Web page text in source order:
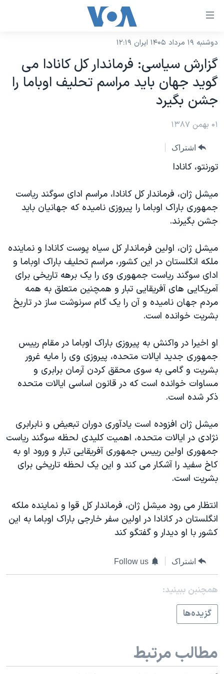
لینکهای
دسترسی
جهش
به
محتوای
اصلی
صفحه
جهش
جستجو
نسخه سبک وب‌سایت
موضوع ها
ایران
آمریکا
جهان
ورزشی
ویژه برنامه‌ها
ویدیوها
حقوق شهروندی
اقتصادی
علم و فناوری
اسرائیل در جنگ
آرشیو پخش زنده
برنامه های تلویزیونی
جدول برنامه ها
صفحه‌های ویژه
جام جهانی ۲۰۲۶
۲۵۰سالگی آمریکا
بایگانی برنامه‌های تلویزیونی
انتخابات ریاست جمهوری آمریکا ۲۰۲۴
حمله جمهوری اسلامی به اسرائیل
رمز مهسا
ورزش زنان در ایران
مجموعه مستندهای دادخواهی
تریبونال مردمی آبان ۹۸
دادگاه حمید نوری
چهل سال گروگان‌گیری
اعتراضات مردمی آبان ۹۸
اسرائیل در جنگ
نرگس محمدی برنده جایزه نوبل صلح
صفحه‌های ویژه
سفر پرزیدنت ترامپ به چین
فرکانس‌های صدای آمریکا
یادگیری زبان انگلیسی
زبانهای مختلف
دوشنبه ۱۹ مرداد ۱۴۰۵ ایران ۱۲:۱۹
گزارش سیاسی: فرماندار کل کانادا می
گوید جهان باید مراسم تحلیف اوباما را
جشن بگیرد
۰۱ بهمن ۱۳۸۷
اشتراک
تورنتو، کانادا
میشل ژان، فرماندار کل کانادا، مراسم ادای سوگند ریاست
جمهوری باراک اوباما را پیروزی نامیده که جهانیان باید
جشن بگیرند.
میشل ژان، اولین فرماندار کل سیاه پوست کانادا و نماینده
ملکه انگلستان در این کشور، مراسم تحلیف باراک اوباما و
ادای سوگند ریاست جمهوری وی را یک برهه تاریخی برای
آمریکایی های آفریقایی تبار و همچنین متعلق به همه
مردم جهان نامیده و آن را یک گام سرنوشت ساز در تاریخ
بشریت خوانده است.
او اخیرا در واکنش به پیروزی باراک اوباما در مقام رییس
جمهوری جدید ایالات متحده، پیروزی وی را مایه غرور
بشریت و گامی به سوی محقق کردن آرمان برابری و
مساوات خوانده است که در قانون اساسی ایالات متحده
ذکر شده است.
میشل ژان افزوده است یادآوری دوران تبعیض و نابرابری
نژادی در ایالات متحده، اهمیت کلیدی لحظه سوگند ریاست
جمهوری اولین رییس جمهوری آفریقایی تبار و ورود او به
کاخ سفید را آشکار می کند و این یک لحظه تاریخی برای
بشریت است.
انتظار می رود میشل ژان، فرماندار کل قوا و نماینده ملکه
انگلستان در کانادا در اولین سفر خارجی باراک اوباما به این
کشور با او دیدار و گفتگو کند
اشتراک Follow us
همچنبن ببینید:
گزيده‌ها
مطالب مرتبط